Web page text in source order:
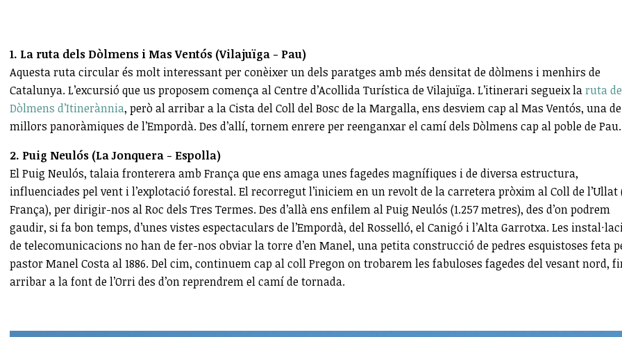
1. La ruta dels Dòlmens i Mas Ventós (Vilajuïga - Pau)
Aquesta ruta circular és molt interessant per conèixer un dels paratges amb més densitat de dòlmens i menhirs de
Catalunya. L’excursió que us proposem comença al Centre d’Acollida Turística de Vilajuïga. L’itinerari segueix laruta
Dòlmens d’Itinerànnia, però al arribar a la Cista del Coll del Bosc de la Margalla, ens desviem cap al Mas Ventós, una
millors panoràmiques de l’Empordà. Des d’allí, tornem enrere per reenganxar el camí dels Dòlmens cap al poble de Pau.
2. Puig Neulós (La Jonquera - Espolla)
El Puig Neulós, talaia fronterera amb França que ens amaga unes fagedes magnífiques i de diversa estructura,
influenciades pel vent i l’explotació forestal. El recorregut l’iniciem en un revolt de la carretera pròxim al Coll de l’Ullat
França), per dirigir-nos al Roc dels Tres Termes. Des d’allà ens enfilem al Puig Neulós (1.257 metres), des d’on podrem
gaudir, si fa bon temps, d’unes vistes espectaculars de l’Empordà, del Rosselló, el Canigó i l’Alta Garrotxa. Les
de telecomunicacions no han de fer-nos obviar la torre d’en Manel, una petita construcció de pedres esquistoses feta
pastor Manel Costa al 1886. Del cim, continuem cap al coll Pregon on trobarem les fabuloses fagedes del vesant nord,
arribar a la font de l’Orri des d’on reprendrem el camí de tornada.